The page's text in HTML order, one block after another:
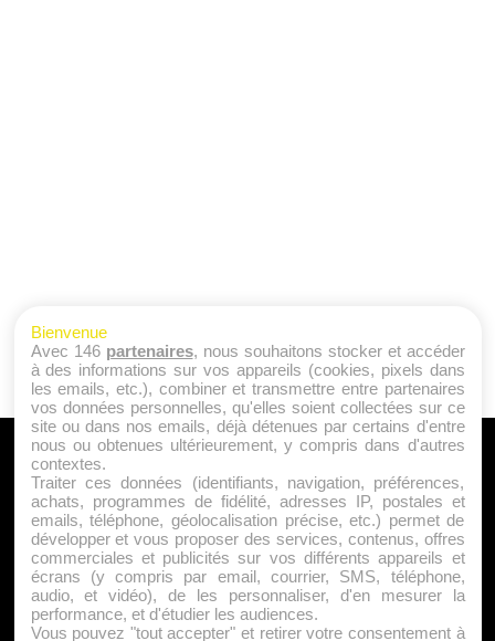
A PROPOS
Qui sommes nous ?
Mentions Légales
Publicité
Politique de Cookies
Contact
Bienvenue
Avec 146 partenaires, nous souhaitons stocker et accéder
à des informations sur vos appareils (cookies, pixels dans
les emails, etc.), combiner et transmettre entre partenaires
vos données personnelles, qu'elles soient collectées sur ce
site ou dans nos emails, déjà détenues par certains d'entre
nous ou obtenues ultérieurement, y compris dans d'autres
contextes.
Traiter ces données (identifiants, navigation, préférences,
achats, programmes de fidélité, adresses IP, postales et
emails, téléphone, géolocalisation précise, etc.) permet de
développer et vous proposer des services, contenus, offres
commerciales et publicités sur vos différents appareils et
écrans (y compris par email, courrier, SMS, téléphone,
audio, et vidéo), de les personnaliser, d'en mesurer la
performance, et d'étudier les audiences.
Vous pouvez "tout accepter" et retirer votre consentement à